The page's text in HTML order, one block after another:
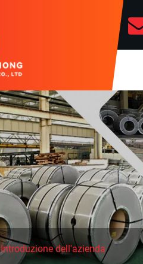
Introduzione dell'azienda